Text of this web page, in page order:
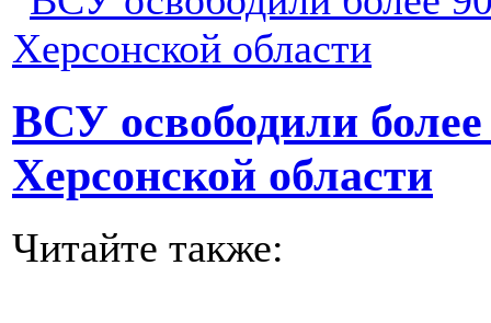
ВСУ освободили
Херсонской области
Читайте также: